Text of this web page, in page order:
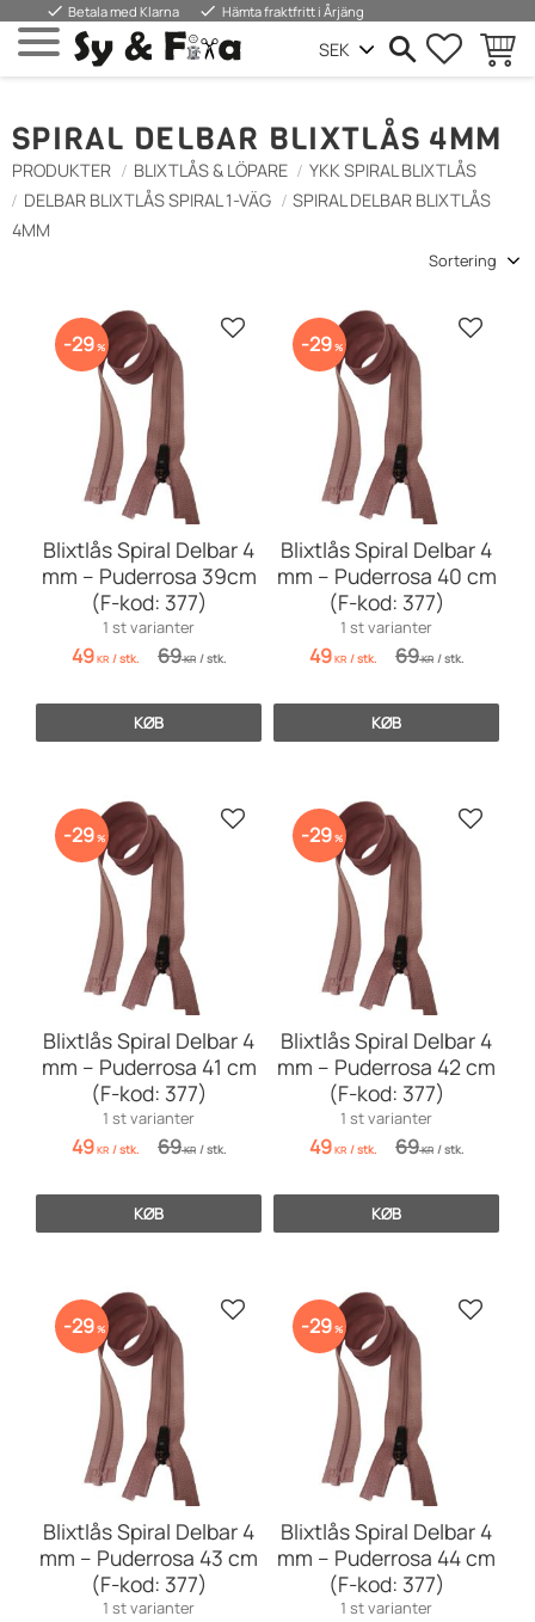
Menu
done Betala med Klarna done Hämta fraktfritt i Årjäng
SPIRAL DELBAR BLIXTLÅS 4MM
PRODUKTER BLIXTLÅS & LÖPARE
YKK SPIRAL BLIXTLÅS
DELBAR BLIXTLÅS SPIRAL 1-VÄG
SPIRAL DELBAR BLIXTLÅS
4MM
Vælg sorteringsmetode
Blixtlås Spiral Delbar 4
mm – Puderrosa 39cm
(F-kod: 377)
1 st varianter
49KR /stk. 69KR /stk.
29% Gem som favorit
KØB
Blixtlås Spiral Delbar 4
mm – Puderrosa 40 cm
(F-kod: 377)
1 st varianter
49KR /stk. 69KR /stk.
29% Gem
KØB
Blixtlås Spiral Delbar 4
mm – Puderrosa 41 cm
(F-kod: 377)
1 st varianter
49KR /stk. 69KR /stk.
29% Gem som favorit
KØB
Blixtlås Spiral Delbar 4
mm – Puderrosa 42 cm
(F-kod: 377)
1 st varianter
49KR /stk. 69KR /stk.
29% Gem
KØB
Blixtlås Spiral Delbar 4
mm – Puderrosa 43 cm
(F-kod: 377)
1 st varianter
29% Gem som favorit
Blixtlås Spiral Delbar 4
mm – Puderrosa 44 cm
(F-kod: 377)
1 st varianter
29% Gem